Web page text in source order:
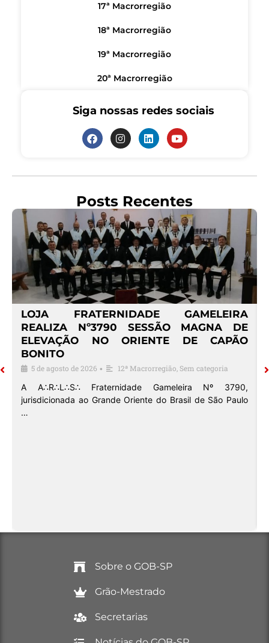
17ª Macrorregião
18ª Macrorregião
19ª Macrorregião
20ª Macrorregião
Siga nossas redes sociais
Posts Recentes
LOJA FRATERNIDADE GAMELEIRA
REALIZA Nº3790 SESSÃO MAGNA DE
ELEVAÇÃO NO ORIENTE DE CAPÃO
BONITO
5 de agosto de 2026 • 12ª Macrorregião Sem categoria
A A∴R∴L∴S∴ Fraternidade Gameleira Nº 3790,
jurisdicionada ao Grande Oriente do Brasil de São Paulo
…
Sobre o GOB-SP
Grão-Mestrado
Secretarias